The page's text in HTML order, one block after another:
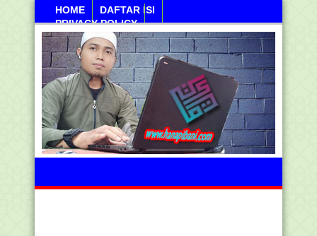
HOME
DAFTAR ISI
PRIVACY POLICY
Ahad, 09 Agustus 2026